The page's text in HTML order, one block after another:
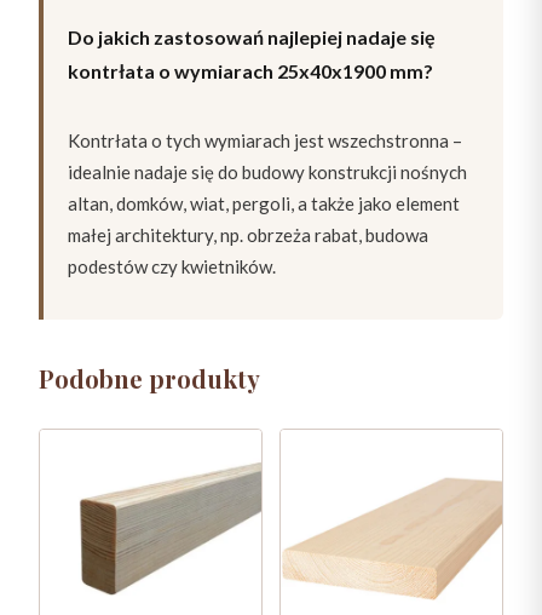
Do jakich zastosowań najlepiej nadaje się
kontrłata o wymiarach 25x40x1900 mm?
Kontrłata o tych wymiarach jest wszechstronna –
idealnie nadaje się do budowy konstrukcji nośnych
altan, domków, wiat, pergoli, a także jako element
małej architektury, np. obrzeża rabat, budowa
podestów czy kwietników.
Podobne produkty